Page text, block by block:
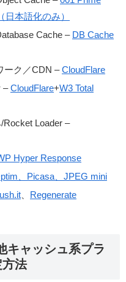
日本語化のみ）
Cache – DB Cache
ーク／CDN –CloudFlare
–CloudFlare+W3 Total
Loader –
Hyper Response
、Picasa、JPEG mini
Regenerate
キャッシュ系プラ
法